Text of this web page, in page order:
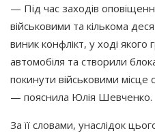
— Під час заходів
військовими та кількома
виник конфлікт, у ході
автомобіля та створили
покинути військовими
— пояснила Юлія Шевченко.
За її словами, унаслідок